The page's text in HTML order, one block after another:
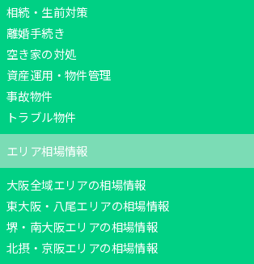
売却諸費用＆税金はいつ払うの？
売却後の確定申告は不要？必要？
当社が選ばれる6つの理由
01.豊富な売却実績
02.積極的な販売活動
04.安心のサポート
05.住宅ローンに強い
06.リフォームに強い
相続・生前対策
離婚手続き
空き家の対処
資産運用・物件管理
事故物件
トラブル物件
エリア相場情報
大阪全域エリアの相場情報
東大阪・八尾エリアの相場情報
堺・南大阪エリアの相場情報
北摂・京阪エリアの相場情報